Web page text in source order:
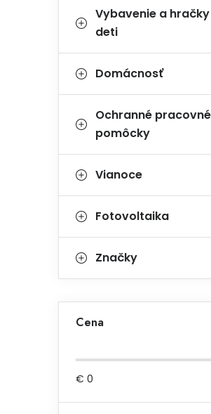
Vybavenie a
deti
Domácnosť
Ochranné pracovné
pomôcky
Vianoce
Fotovoltaika
Značky
Cena
€ 0